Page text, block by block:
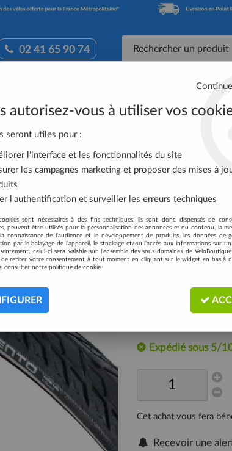
02 41 65 90 74
Équipement Cycliste
traditionnels > Pneu Schwalbe Silento HS 421 Reflex
PNEU
19,95 €
Réf. :
PNSCHSI
Les pneus de
sortes de terrains en
Expédié sous 5/
Cet achat vous fera
Recevoir une
autorisez-vous à utiliser vos
seront utiles pour :
l'interface et les fonctionnalités du site
les campagnes marketing et proposer des mises à
l'authentification et surveiller les erreurs techniques
sont nécessaires à des fins techniques, ils sont donc dispensés de
peuvent être utilisés pour la personnalisation des annonces et du contenu, la
connaissance de l'audience et le développement de produits, les données de
par le balayage de l'appareil, le stockage et/ou l'accès aux informations sur
celui-ci sera valable sur l’ensemble des sous-domaines de
de retirer votre consentement à tout moment en cliquant sur le widget en bas à
consulter notre politique de cookie.